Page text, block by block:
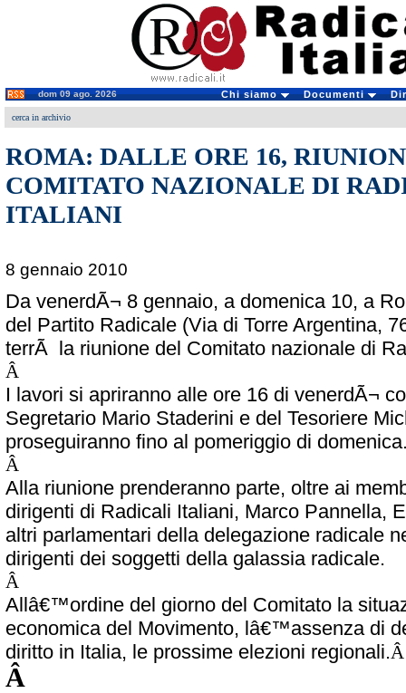
dom 09 ago. 2026 Chi siamo Documenti
cerca in archivio
ROMA: DALLE ORE 16,
COMITATO NAZIONALE DI
ITALIANI
8 gennaio 2010
Da venerdÃ¬ 8 gennaio, a domenica 10, a
del Partito Radicale (Via di Torre Argentina,
terrÃ la riunione del Comitato nazionale di
Â
I lavori si apriranno alle ore 16 di venerdÃ¬
Segretario Mario Staderini e del Tesoriere
proseguiranno fino al pomeriggio di
Â
Alla riunione prenderanno parte, oltre ai
dirigenti di Radicali Italiani, Marco Pannella,
altri parlamentari della delegazione radicale
dirigenti dei soggetti della galassia radicale.
Â
Allâ€™ordine del giorno del Comitato la
economica del Movimento, lâ€™assenza di
diritto in Italia, le prossime elezioni regionali.
Â